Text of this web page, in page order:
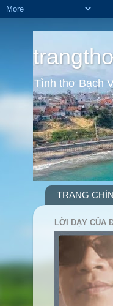
Tình thơ Bạch
TRANG
LỜI DẠY CỦA